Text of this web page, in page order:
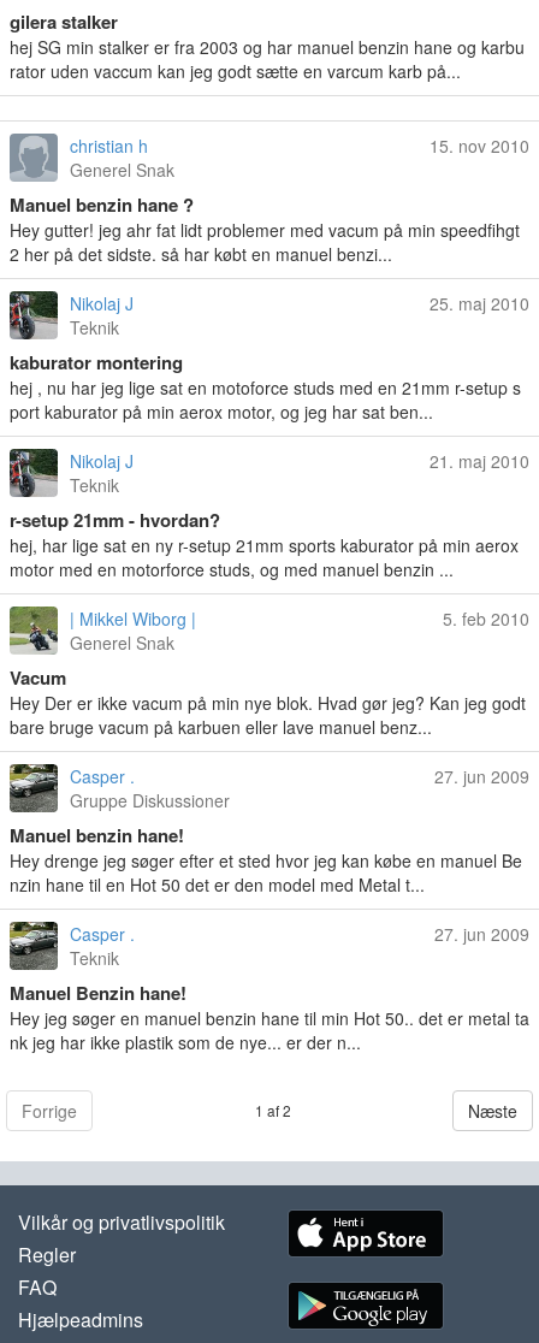
gilera stalker
hej SG min stalker er fra 2003 og har manuel benzin hane og karbu
rator uden vaccum kan jeg godt sætte en varcum karb på...
christian h
Generel Snak
15. nov 2010
Manuel benzin hane ?
Hey gutter! jeg ahr fat lidt problemer med vacum på min speedfihgt
2 her på det sidste. så har købt en manuel benzi...
Nikolaj J
Teknik
25. maj 2010
kaburator montering
hej , nu har jeg lige sat en motoforce studs med en 21mm r-setup s
port kaburator på min aerox motor, og jeg har sat ben...
Nikolaj J
Teknik
21. maj 2010
r-setup 21mm - hvordan?
hej, har lige sat en ny r-setup 21mm sports kaburator på min aerox
motor med en motorforce studs, og med manuel benzin ...
| Mikkel Wiborg |
Generel Snak
5. feb 2010
Vacum
Hey Der er ikke vacum på min nye blok. Hvad gør jeg? Kan jeg godt
bare bruge vacum på karbuen eller lave manuel benz...
Casper .
Gruppe Diskussioner
27. jun 2009
Manuel benzin hane!
Hey drenge jeg søger efter et sted hvor jeg kan købe en manuel Be
nzin hane til en Hot 50 det er den model med Metal t...
Casper .
Teknik
27. jun 2009
Manuel Benzin hane!
Hey jeg søger en manuel benzin hane til min Hot 50.. det er metal ta
nk jeg har ikke plastik som de nye... er der n...
Forrige 1 af 2 Næste
Vilkår og privatlivspolitik
Regler
FAQ
Hjælpeadmins